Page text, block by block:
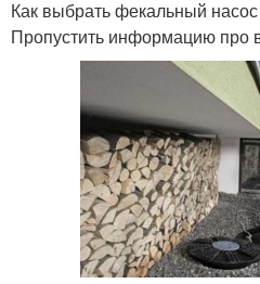
Как выбрать фекальный насос
Пропустить информацию про